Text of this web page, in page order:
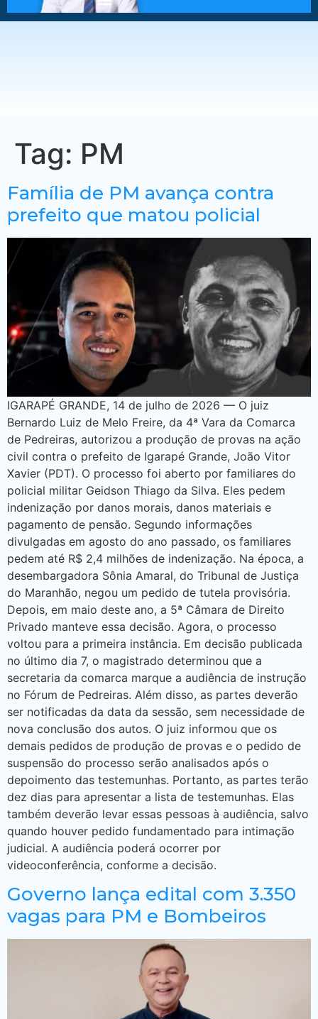
Tag: PM
Família de PM avança contra
prefeito que matou policial
IGARAPÉ GRANDE, 14 de julho de 2026 — O juiz
Bernardo Luiz de Melo Freire, da 4ª Vara da Comarca
de Pedreiras, autorizou a produção de provas na ação
civil contra o prefeito de Igarapé Grande, João Vitor
Xavier (PDT). O processo foi aberto por familiares do
policial militar Geidson Thiago da Silva. Eles pedem
indenização por danos morais, danos materiais e
pagamento de pensão. Segundo informações
divulgadas em agosto do ano passado, os familiares
pedem até R$ 2,4 milhões de indenização. Na época, a
desembargadora Sônia Amaral, do Tribunal de Justiça
do Maranhão, negou um pedido de tutela provisória.
Depois, em maio deste ano, a 5ª Câmara de Direito
Privado manteve essa decisão. Agora, o processo
voltou para a primeira instância. Em decisão publicada
no último dia 7, o magistrado determinou que a
secretaria da comarca marque a audiência de instrução
no Fórum de Pedreiras. Além disso, as partes deverão
ser notificadas da data da sessão, sem necessidade de
nova conclusão dos autos. O juiz informou que os
demais pedidos de produção de provas e o pedido de
suspensão do processo serão analisados após o
depoimento das testemunhas. Portanto, as partes terão
dez dias para apresentar a lista de testemunhas. Elas
também deverão levar essas pessoas à audiência, salvo
quando houver pedido fundamentado para intimação
judicial. A audiência poderá ocorrer por
videoconferência, conforme a decisão.
Governo lança edital com 3.350
vagas para PM e Bombeiros